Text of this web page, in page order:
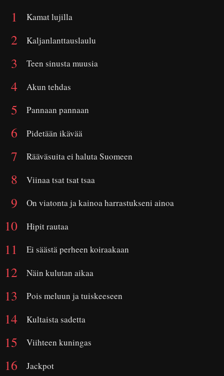
Kamat lujilla
Kaljanlanttauslaulu
Teen sinusta muusia
Akun tehdas
Pannaan pannaan
Pidetään ikävää
Rääväsuita ei haluta Suomeen
Viinaa tsat tsat tsaa
On viatonta ja kainoa harrastukseni ainoa
Hipit rautaa
Ei säästä perheen koiraakaan
Näin kulutan aikaa
Pois meluun ja tuiskeeseen
Kultaista sadetta
Viihteen kuningas
Jackpot